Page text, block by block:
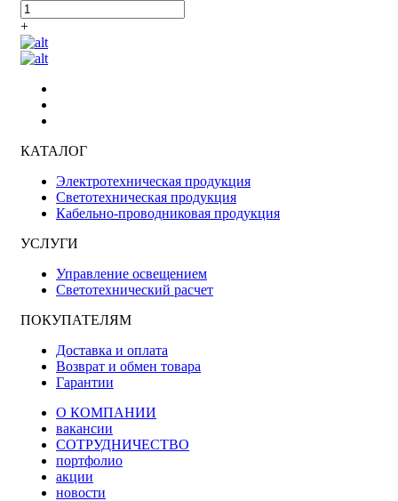
+
КАТАЛОГ
Электротехническая продукция
Светотехническая продукция
Кабельно-проводниковая продукция
УСЛУГИ
Управление освещением
Светотехнический расчет
ПОКУПАТЕЛЯМ
Доставка и оплата
Возврат и обмен товара
Гарантии
О КОМПАНИИ
вакансии
СОТРУДНИЧЕСТВО
портфолио
акции
новости